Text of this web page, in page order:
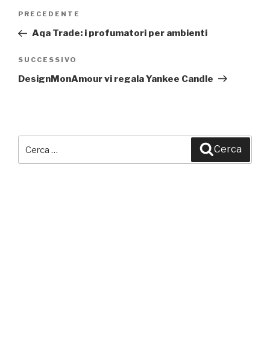
Navigazione
Articolo
precedente:
PRECEDENTE
Aqa Trade: i profumatori per ambienti
Articolo
successivo
SUCCESSIVO
DesignMonAmour vi regala Yankee Candle
Cerca